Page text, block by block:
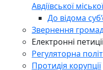
Авдіївської
До відома
Звернення
Електронні
Регуляторна
Протидія корупції